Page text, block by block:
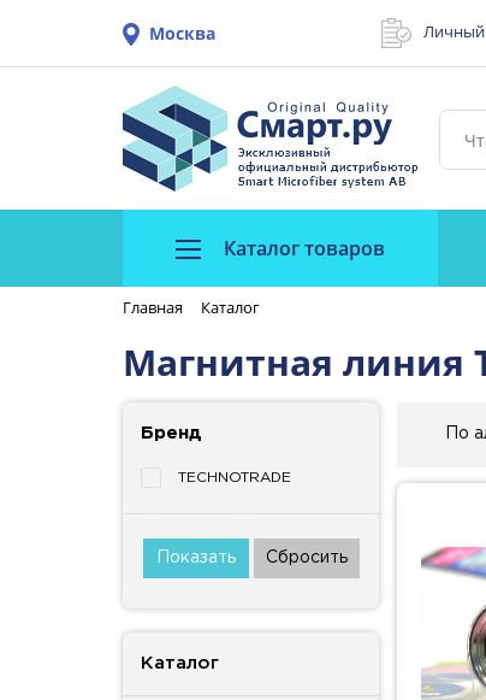
Москва Личный
Каталог товаров
Главная Каталог
Магнитная линия
Бренд
TECHNOTRADE
Каталог
По